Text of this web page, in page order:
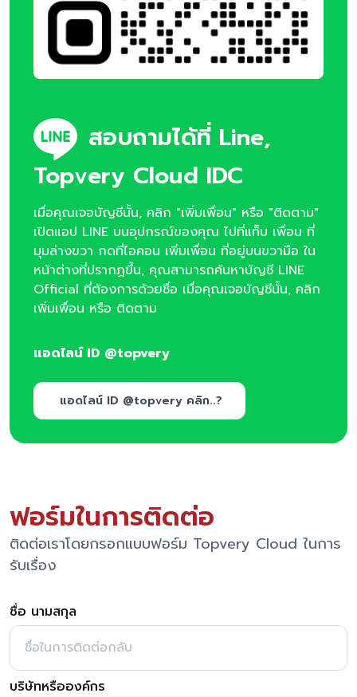
สอบถามได้ที่ Line,
Topvery Cloud IDC
เมื่อคุณเจอบัญชีนั้น, คลิก "เพิ่มเพื่อน" หรือ "ติดตาม"
เปิดแอป LINE บนอุปกรณ์ของคุณ ไปที่แท็บ เพื่อน ที่
มุมล่างขวา กดที่ไอคอน เพิ่มเพื่อน ที่อยู่บนขวามือ ใน
หน้าต่างที่ปรากฏขึ้น, คุณสามารถค้นหาบัญชี LINE
Official ที่ต้องการด้วยชื่อ เมื่อคุณเจอบัญชีนั้น, คลิก
เพิ่มเพื่อน หรือ ติดตาม
แอดไลน์ ID @topvery
แอดไลน์ ID @topvery คลิก..?
ฟอร์มในการติดต่อ
ติดต่อเราโดยกรอกแบบฟอร์ม Topvery Cloud ในการ
รับเรื่อง
ชื่อ นามสกุล
บริษัทหรือองค์กร